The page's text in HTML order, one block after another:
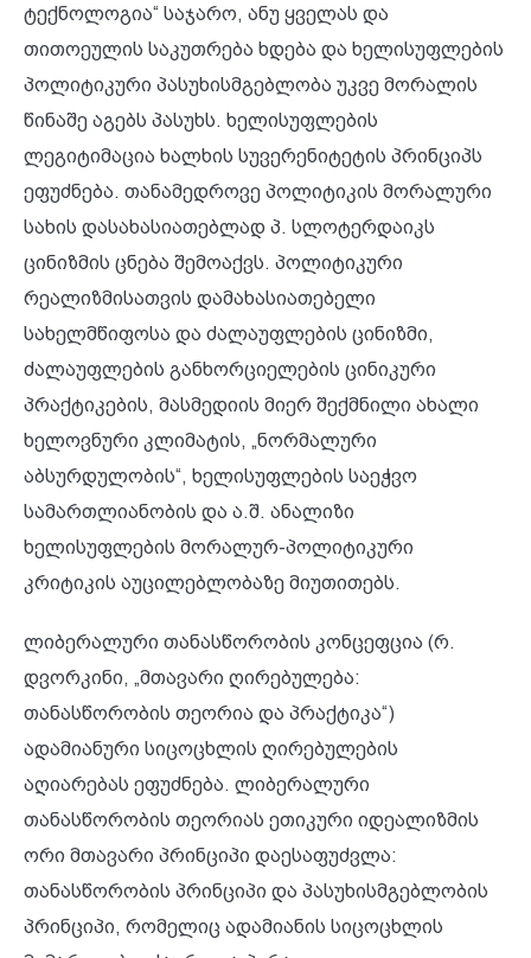
ტექნოლოგია“ საჯარო, ანუ ყველას და
თითოეულის საკუთრება ხდება და ხელისუფლების
პოლიტიკური პასუხისმგებლობა უკვე მორალის
წინაშე აგებს პასუხს. ხელისუფლების
ლეგიტიმაცია ხალხის სუვერენიტეტის პრინციპს
ეფუძნება. თანამედროვე პოლიტიკის მორალური
სახის დასახასიათებლად პ. სლოტერდაიკს
ცინიზმის ცნება შემოაქვს. პოლიტიკური
რეალიზმისათვის დამახასიათებელი
სახელმწიფოსა და ძალაუფლების ცინიზმი,
ძალაუფლების განხორციელების ცინიკური
პრაქტიკების, მასმედიის მიერ შექმნილი ახალი
ხელოვნური კლიმატის, „ნორმალური
აბსურდულობის“, ხელისუფლების საეჭვო
სამართლიანობის და ა.შ. ანალიზი
ხელისუფლების მორალურ-პოლიტიკური
კრიტიკის აუცილებლობაზე მიუთითებს.
ლიბერალური თანასწორობის კონცეფცია (რ.
დვორკინი, „მთავარი ღირებულება:
თანასწორობის თეორია და პრაქტიკა“)
ადამიანური სიცოცხლის ღირებულების
აღიარებას ეფუძნება. ლიბერალური
თანასწორობის თეორიას ეთიკური იდეალიზმის
ორი მთავარი პრინციპი დაესაფუძვლა:
თანასწორობის პრინციპი და პასუხისმგებლობის
პრინციპი, რომელიც ადამიანის სიცოცხლის